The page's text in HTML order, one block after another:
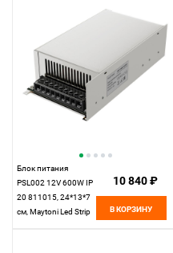
Блок питания
PSL002 12V 600W IP
20 811015, 24*13*7
см, Maytoni Led Strip
10 840 ₽
В КОРЗИНУ